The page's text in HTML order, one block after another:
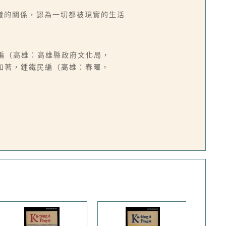
關係，認為一切都被現實的生活
高雄：高雄縣政府文化局，
，鍾鐵民編（高雄：春暉，